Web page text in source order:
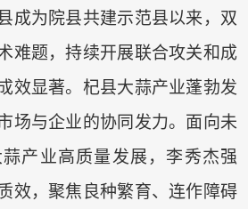
成为院县共建示范县以来，双
难题，持续开展联合攻关和成
效显著。杞县大蒜产业蓬勃发
场与企业的协同发力。面向未
产业高质量发展，李秀杰强
效，聚焦良种繁育、连作障碍